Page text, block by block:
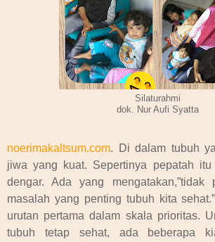
Silaturahmi
dok. Nur Aufi Syatta
noerimakaltsum.com. Di dalam tubuh
jiwa yang kuat. Sepertinya pepatah
dengar. Ada yang
masalah yang penting tubuh kita
urutan pertama dalam skala prioritas.
tubuh tetap sehat, ada beberapa